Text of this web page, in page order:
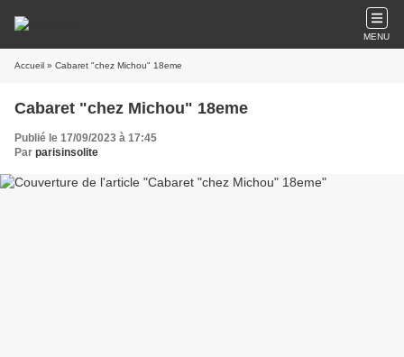
MENU
Accueil » Cabaret "chez Michou" 18eme
Cabaret "chez Michou" 18eme
Publié le 17/09/2023 à 17:45
Par parisinsolite